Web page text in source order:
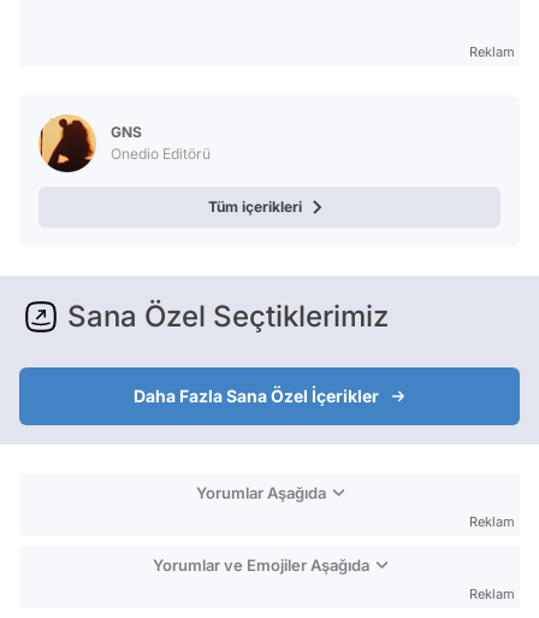
Reklam
GNS
Onedio Editörü
Tüm içerikleri
Sana Özel Seçtiklerimiz
Daha Fazla Sana Özel İçerikler
Yorumlar Aşağıda
Reklam
Yorumlar ve Emojiler Aşağıda
Reklam